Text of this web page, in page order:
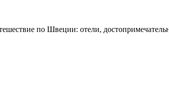
по Швеции: отели,